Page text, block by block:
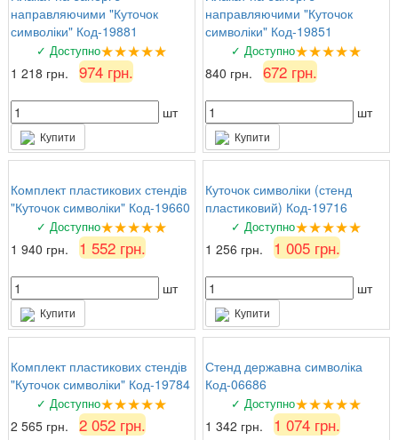
направляючими "Куточок
символіки" Код-19881
✓ Доступно★★★★★
1 218 грн. 974 грн.
шт
Купити
направляючими "Куточок
символіки" Код-19851
✓ Доступно★★★★★
840 грн. 672 грн.
шт
Купити
Комплект пластикових стендів
"Куточок символіки" Код-19660
✓ Доступно★★★★★
1 940 грн. 1 552 грн.
шт
Купити
Куточок символіки (стенд
пластиковий) Код-19716
✓ Доступно★★★★★
1 256 грн. 1 005 грн.
шт
Купити
Комплект пластикових стендів
"Куточок символіки" Код-19784
✓ Доступно★★★★★
2 565 грн. 2 052 грн.
Стенд державна символіка
Код-06686
✓ Доступно★★★★★
1 342 грн. 1 074 грн.